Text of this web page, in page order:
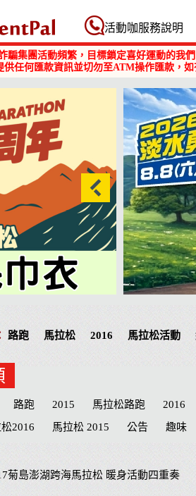
活動咖 Eventpal
活動咖服務說明
騙集團活動頻繁，目標鎖定喜好運動的我
供任何匯款資訊並切勿至ATM操作匯款，
路跑 馬拉松 2016 馬拉松活動
路跑 2015 馬拉松路跑
2016
2016 馬拉松 2015 公告
趣味
公益路跑 接力賽 宜蘭縣
菊島澎湖跨海馬拉松 暖身活動四重奏